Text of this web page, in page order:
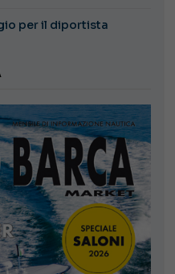
per il diportista